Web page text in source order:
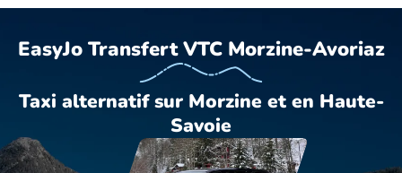
EasyJo Transfert VTC Morzine-Avoriaz
Taxi alternatif sur Morzine et en Haute-
Savoie